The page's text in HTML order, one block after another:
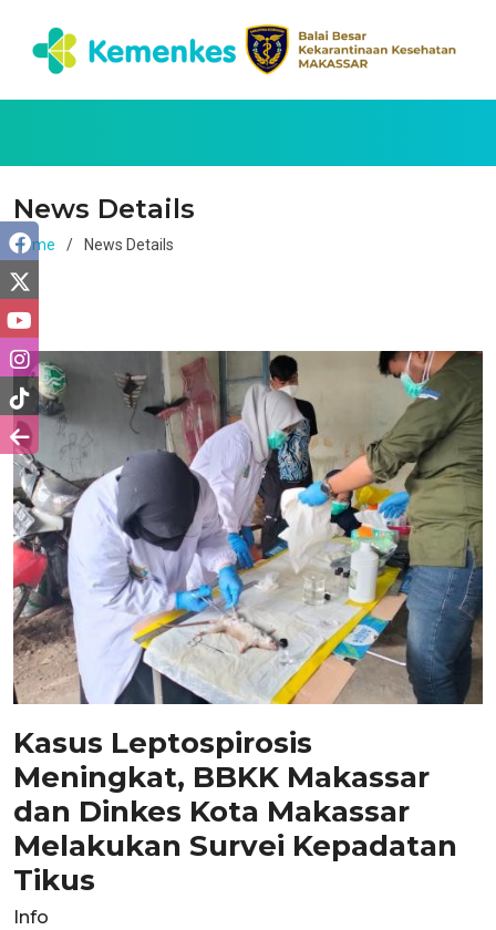
News Details
Home News Details
Kasus Leptospirosis
Meningkat, BBKK Makassar
dan Dinkes Kota Makassar
Melakukan Survei Kepadatan
Tikus
Info